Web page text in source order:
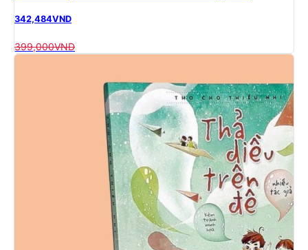
342,484VND
399,000VND